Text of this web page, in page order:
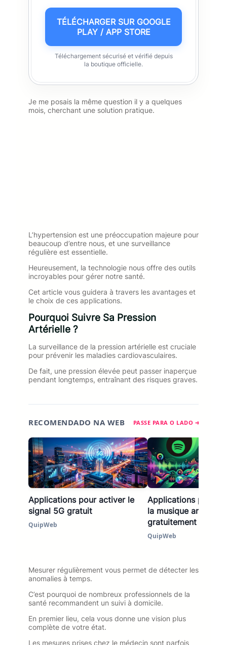
TÉLÉCHARGER SUR GOOGLE
PLAY / APP STORE
Téléchargement sécurisé et vérifié depuis
la boutique officielle.
Je me posais la même question il y a quelques
mois, cherchant une solution pratique.
L’hypertension est une préoccupation majeure pour
beaucoup d’entre nous, et une surveillance
régulière est essentielle.
Heureusement, la technologie nous offre des outils
incroyables pour gérer notre santé.
Cet article vous guidera à travers les avantages et
le choix de ces applications.
Pourquoi Suivre Sa Pression
Artérielle ?
La surveillance de la pression artérielle est cruciale
pour prévenir les maladies cardiovasculaires.
De fait, une pression élevée peut passer inaperçue
pendant longtemps, entraînant des risques graves.
RECOMENDADO NA WEB PASSE PARA O LADO ➔
Applications pour activer le
signal 5G gratuit
QuipWeb
Applications pour
la musique ancienne
gratuitement
QuipWeb
Mesurer régulièrement vous permet de détecter les
anomalies à temps.
C’est pourquoi de nombreux professionnels de la
santé recommandent un suivi à domicile.
En premier lieu, cela vous donne une vision plus
complète de votre état.
Les mesures prises chez le médecin sont parfois